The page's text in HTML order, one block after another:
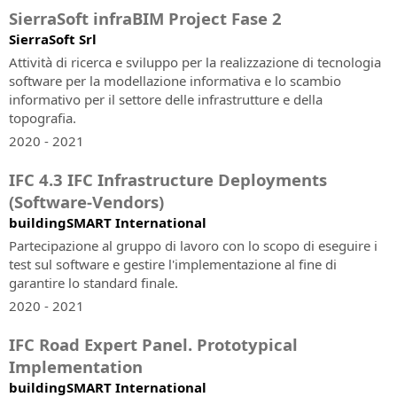
territorio
SierraSoft
Survey
Software
BIM
per
il
e
la
compensazione
misure
topografiche
universitaria
con
conoscenze
e
competenze
sui
prodotti
SierraSoft
SierraSoft infraBIM Project Fase 2
SierraSoft Srl
Attività di ricerca e sviluppo per la realizzazione di tecnologia
software per la modellazione informativa e lo scambio
informativo per il settore delle infrastrutture e della
topografia.
2020 - 2021
IFC 4.3 IFC Infrastructure Deployments
(Software-Vendors)
buildingSMART International
Partecipazione al gruppo di lavoro con lo scopo di eseguire i
test sul software e gestire l'implementazione al fine di
garantire lo standard finale.
2020 - 2021
IFC Road Expert Panel. Prototypical
Implementation
buildingSMART International